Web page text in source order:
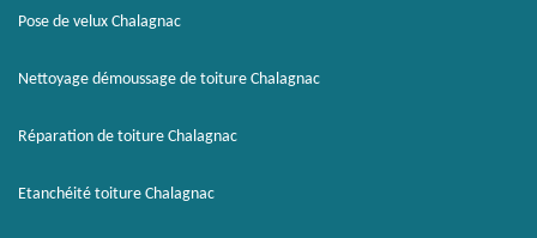
Pose de velux Chalagnac
Nettoyage démoussage de toiture Chalagnac
Réparation de toiture Chalagnac
Etanchéité toiture Chalagnac